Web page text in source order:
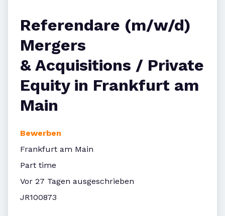
Referendare (m/w/d)
Mergers
& Acquisitions / Private
Equity in Frankfurt am
Main
Bewerben
Frankfurt am Main
Part time
Vor 27 Tagen ausgeschrieben
JR100873